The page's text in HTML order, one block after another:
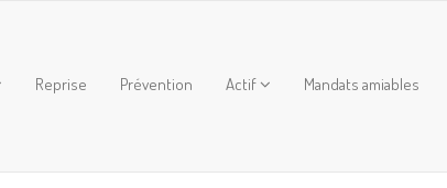
Reprise Prévention Actif Mandats amiables